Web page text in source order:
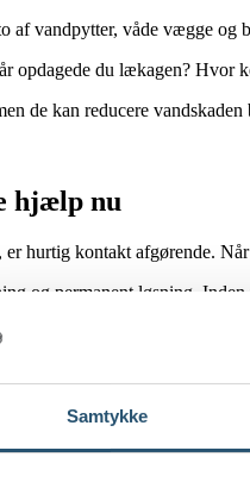
Samtykke
af vandpytter, våde vægge og
opdagede du lækagen? Hvor
de kan reducere
hjælp nu
hurtig kontakt afgørende.
og permanent løsning.
ved vandlækage i